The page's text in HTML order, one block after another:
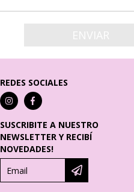
REDES SOCIALES
SUSCRIBITE A NUESTRO
NEWSLETTER Y RECIBÍ
NOVEDADES!